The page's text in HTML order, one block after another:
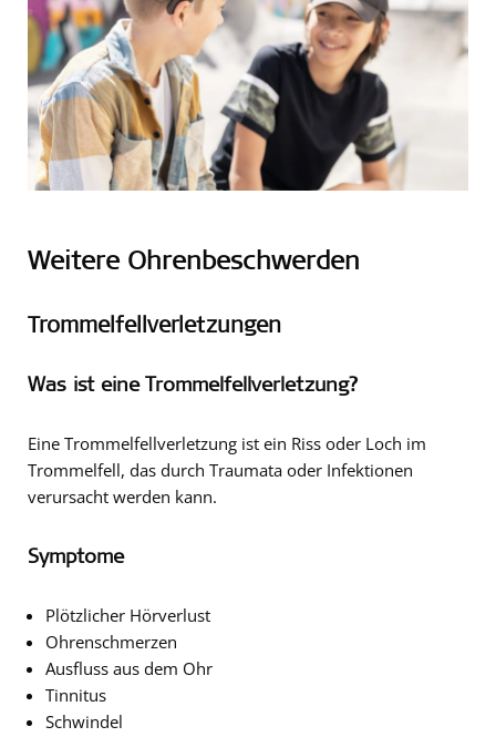
Weitere Ohrenbeschwerden
Trommelfellverletzungen
Was ist eine Trommelfellverletzung?
Eine Trommelfellverletzung ist ein Riss oder Loch im
Trommelfell, das durch Traumata oder Infektionen
verursacht werden kann.
Symptome
Plötzlicher Hörverlust
Ohrenschmerzen
Ausfluss aus dem Ohr
Tinnitus
Schwindel